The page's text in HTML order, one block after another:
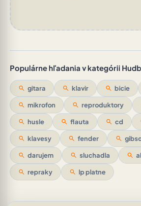
Populárne hľadania v kategórii
search gitara search klavir search bicie
search mikrofon search reproduktory
search husle search flauta search cd
search klavesy search fender search
search darujem search sluchadla search
search repraky search lp platne